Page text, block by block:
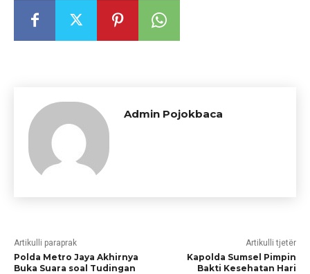
Admin Pojokbaca
Artikulli paraprak
Polda Metro Jaya Akhirnya
Buka Suara soal Tudingan
Artikulli tjetër
Kapolda Sumsel Pimpin
Bakti Kesehatan Hari